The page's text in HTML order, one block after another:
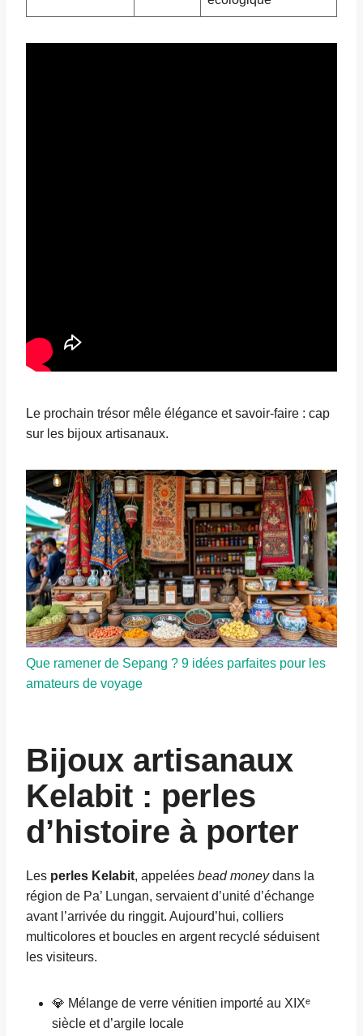
Le prochain trésor mêle élégance et savoir-faire : cap
sur les bijoux artisanaux.
Que ramener de Sepang ? 9 idées parfaites pour les
amateurs de voyage
Bijoux artisanaux
Kelabit : perles
d’histoire à porter
Les perles Kelabit, appelées bead moneydans la
région de Pa’ Lungan, servaient d’unité d’échange
avant l’arrivée du ringgit. Aujourd’hui, colliers
multicolores et boucles en argent recyclé séduisent
les visiteurs.
💎 Mélange de verre vénitien importé au XIXᵉ
siècle et d’argile locale